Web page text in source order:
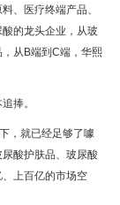
、医疗终端产品、
的龙头企业，从玻
从B端到C端，华熙
捧。
，就已经足够了噱
酸护肤品、玻尿酸
上百亿的市场空